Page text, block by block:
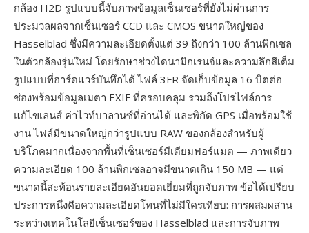
กล้อง H2D รูปแบบนี้จับภาพข้อมูลเซ็นเซอร์ที่ยังไม่ผ่านการ
ประมวลผลจากเซ็นเซอร์ CCD และ CMOS ขนาดใหญ่ของ
Hasselblad ซึ่งมีความละเอียดตั้งแต่ 39 ถึงกว่า 100 ล้านพิกเซล
ในตัวกล้องรุ่นใหม่ โดยรักษาช่วงไดนามิกเรนจ์และความลึกสีเต็ม
รูปแบบที่ฮาร์ดแวร์บันทึกได้ ไฟล์ 3FR จัดเก็บข้อมูล 16 บิตต่อ
ช่องพร้อมข้อมูลเมตา EXIF ที่ครอบคลุม รวมถึงโปรไฟล์การ
แก้ไขเลนส์ ค่าไวท์บาลานซ์ที่อ่านได้ และพิกัด GPS เมื่อพร้อมใช้
งาน ไฟล์มีขนาดใหญ่กว่ารูปแบบ RAW ของกล้องสำหรับผู้
บริโภคมากเนื่องจากพื้นที่เซ็นเซอร์มีเดียมฟอร์แมต — ภาพเดียว
ความละเอียด 100 ล้านพิกเซลอาจมีขนาดเกิน 150 MB — แต่
ขนาดนี้สะท้อนรายละเอียดอันยอดเยี่ยมที่ถูกจับภาพ ข้อได้เปรียบ
ประการหนึ่งคือความละเอียดโทนที่ไม่มีใครเทียบ: การผสมผสาน
ระหว่างเทคโนโลยีเซ็นเซอร์ของ Hasselblad และการจับภาพ